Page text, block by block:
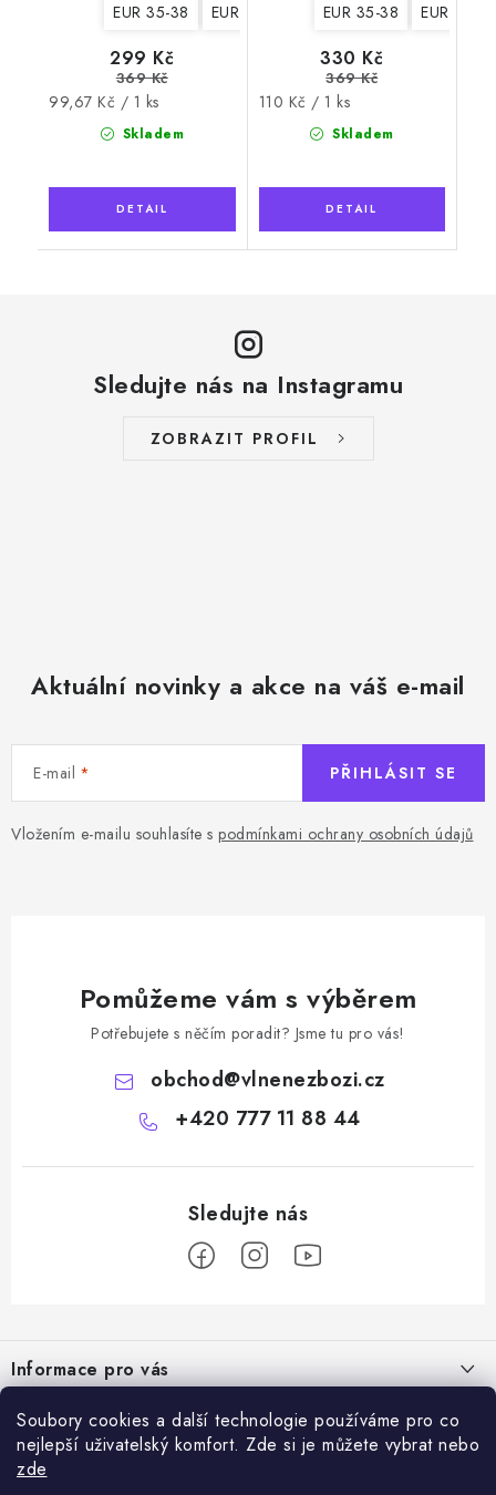
Soubory cookies a další technologie používáme pro co
nejlepší uživatelský komfort. Zde si je můžete vybrat nebo
zde
EUR 35-38 EUR 39-42
Skladem
299 Kč
369 Kč
Měrná
99,67 Kč / 1 ks
EUR 35-38 EUR 39-
Skladem
330 Kč
369 Kč
Měrná
110 Kč / 1 ks
Sledujte nás na Instagramu
ZOBRAZIT PROFIL
Aktuální novinky a akce na váš e-mail
E-mail
Vložením e-mailu souhlasíte s podmínkami ochrany osobních údajů
PŘIHLÁSIT SE
Pomůžeme vám s výběrem
Potřebujete s něčím poradit? Jsme tu pro vás!
obchod@vlnenezbozi.cz
+420 777 11 88 44
pInformace pro vás
Doprava a platba
Hodnocení obchodu
Vše o nákupu
Kontakty
Přijímáme online platby